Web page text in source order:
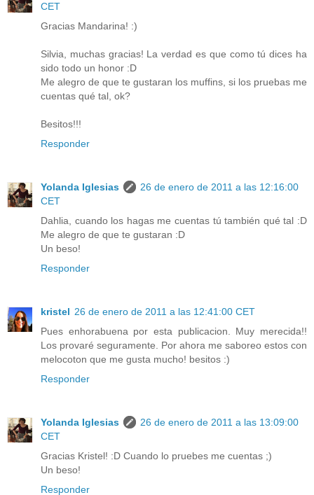
CET
Gracias Mandarina! :)
Silvia, muchas gracias! La verdad es que como tú dices ha
sido todo un honor :D
Me alegro de que te gustaran los muffins, si los pruebas me
cuentas qué tal, ok?
Besitos!!!
Responder
Yolanda Iglesias
26 de enero de 2011 a las 12:16:00
CET
Dahlia, cuando los hagas me cuentas tú también qué tal :D
Me alegro de que te gustaran :D
Un beso!
Responder
kristel 26 de enero de 2011 a las 12:41:00 CET
Pues enhorabuena por esta publicacion. Muy merecida!!
Los provaré seguramente. Por ahora me saboreo estos con
melocoton que me gusta mucho! besitos :)
Responder
Yolanda Iglesias
26 de enero de 2011 a las 13:09:00
CET
Gracias Kristel! :D Cuando lo pruebes me cuentas ;)
Un beso!
Responder